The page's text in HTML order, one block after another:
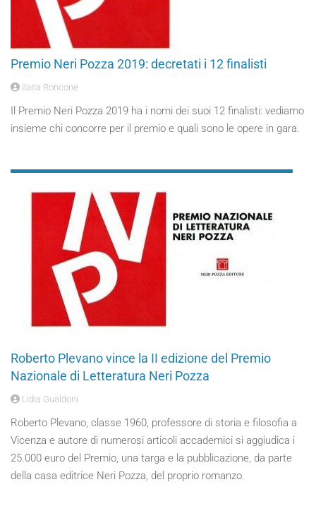
Premio Neri Pozza 2019: decretati i 12 finalisti
Ilaria Roncone
Il Premio Neri Pozza 2019 ha i nomi dei suoi 12 finalisti: vediamo
insieme chi concorre per il premio e quali sono le opere in gara.
Roberto Plevano vince la II edizione del Premio
Nazionale di Letteratura Neri Pozza
Lidia Gualdoni
Roberto Plevano, classe 1960, professore di storia e filosofia a
Vicenza e autore di numerosi articoli accademici si aggiudica i
25.000 euro del Premio, una targa e la pubblicazione, da parte
della casa editrice Neri Pozza, del proprio romanzo.